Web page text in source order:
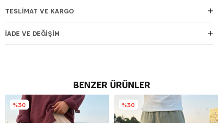
TESLIMAT VE KARGO
İADE VE DEĞIŞIM
BENZER ÜRÜNLER
%30 %30